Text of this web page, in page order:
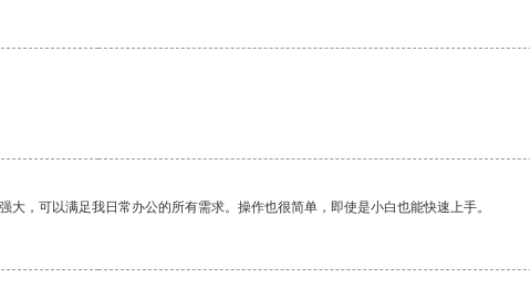
，可以满足我日常办公的所有需求。操作也很简单，即使是小白也能快速上手。